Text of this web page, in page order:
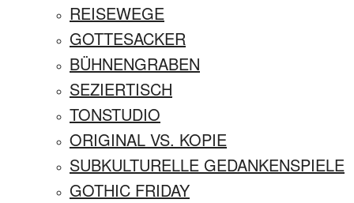
REISEWEGE
GOTTESACKER
BÜHNENGRABEN
SEZIERTISCH
TONSTUDIO
ORIGINAL VS. KOPIE
SUBKULTURELLE GEDANKENSPIELE
GOTHIC FRIDAY